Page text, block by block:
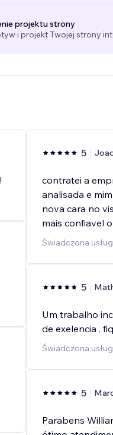
projektu strony
i projekt Twojej strony
5
contratei a
analisada e
nova cara no
mais confiavel
Świadczona
5
Um trabalho
de exelencia .
Świadczona
5
Parabens